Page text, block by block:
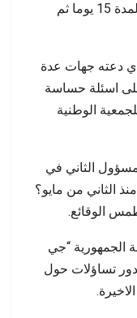
وأوقف بينالا في بداية الأمر عن العمل لمدة 15 يوما ثم
دعته جهات عدة
اسئلة حساسة
الوطنية
الثاني في
الثاني من مايو؟
الوقائع.
الجمهورية “جي
تساؤلات حول